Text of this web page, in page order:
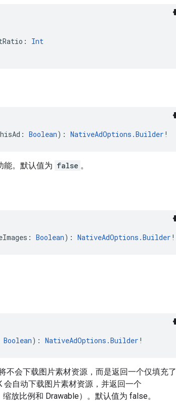
Int
Boolean): NativeAdOptions.Builder !
能。默认值为 false 。
Boolean): NativeAdOptions.Builder !
Boolean): NativeAdOptions.Builder !
不会下载图片素材资源，而是返回一个仅填充了
会自动下载图片素材资源，并返回一个
放比例和 Drawable）。默认值为 false。